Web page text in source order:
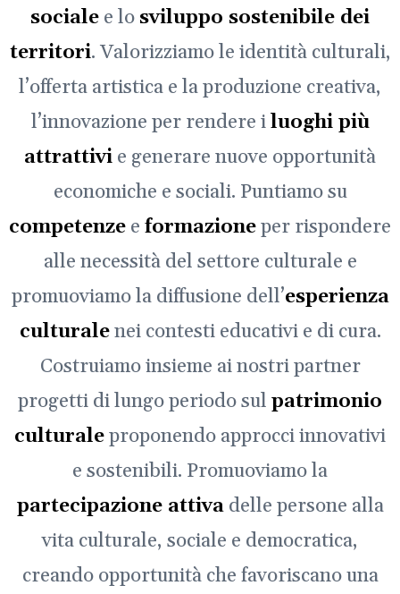
sociale e lo sviluppo sostenibile dei
territori. Valorizziamo le identità culturali,
l’offerta artistica e la produzione creativa,
l’innovazione per rendere iluoghi più
attrattivi e generare nuove opportunità
economiche e sociali. Puntiamo su
competenze e formazioneper rispondere
alle necessità del settore culturale e
promuoviamo la diffusione dell’esperienza
culturalenei contesti educativi e di cura.
Costruiamo insieme ai nostri partner
progetti di lungo periodo sul patrimonio
culturaleproponendo approcci innovativi
e sostenibili. Promuoviamo la
partecipazione attivadelle persone alla
vita culturale, sociale e democratica,
creando opportunità che favoriscano una